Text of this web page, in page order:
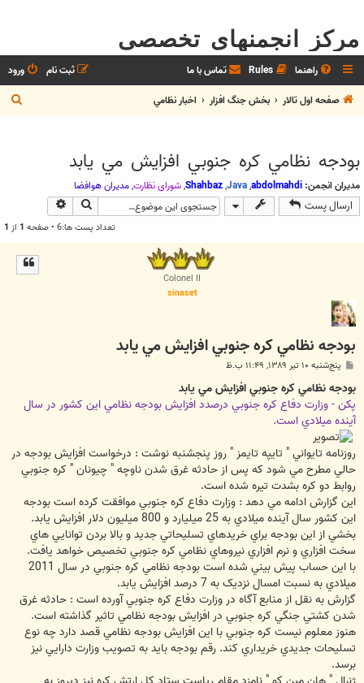
مرکز انجمنهای تخصصی
راهنما Rules تماس با ما ورود
ثبت نام
صفحه اول تالار
بخش جنگ افزار اخبار نظامي
س
بودجه نظامي کره جنوبي افزايش مي يابد
مدیران انجمن: abdolmahdi
,
Java
,
Shahbaz
,شوراي نظارت,مديران هوافضا
ارسال پست جستجو
تعداد پست ها:6 • صفحه 1 از 1
Colonel II
sinaset
بودجه نظامي کره جنوبي افزايش مي يابد
س
ت
پنج‌شنبه ۱۰ تیر ۱۳۸۹, ۱۱:۴۹ ب.ظ
بودجه نظامي کره جنوبي افزايش مي يابد
پکن - وزارت دفاع کره جنوبي درصدد افزايش بودجه نظامي اين کشور در سال
آينده ميلادي است.
روزنامه تايواني " تايپه تايمز " روز پنجشنبه نوشت : درخواست افزايش بودجه در
حالي مطرح مي شود که پس از حادثه غرق شدن ناوچه " چيونان " کره جنوبي
روابط دو کره بشدت تيره شده است.
اين گزارش ادامه مي دهد : وزارت دفاع کره جنوبي موافقت کرده است بودجه
اين کشور سال آينده ميلادي به 25 ميليارد و 800 ميليون دلار افزايش يابد.
بخشي از اين بودجه براي خريدهاي تسليحاتي جديد و بالا بردن توانايي هاي
سخت افزاري و نرم افزاري نيروهاي نظامي کره جنوبي تخصيص خواهد يافت.
با اين حساب پيش بيني شده است بودجه نظامي کره جنوبي در سال 2011
ميلادي به نسبت امسال نزديک به 7 درصد افزايش يابد.
گزارش به نقل از منابع آگاه در وزارت دفاع کره جنوبي آورده است : حادثه غرق
شدن کشتي جنگي کره جنوبي در افزايش بودجه نظامي تاثير گذاشته است.
هنوز معلوم نيست کره جنوبي با اين افزايش بودجه نظامي قصد دارد چه نوع
تسليحات جديدي خريداري کند. رقم بودجه بايد به تصويب وزارت دارايي نيز
برسد.